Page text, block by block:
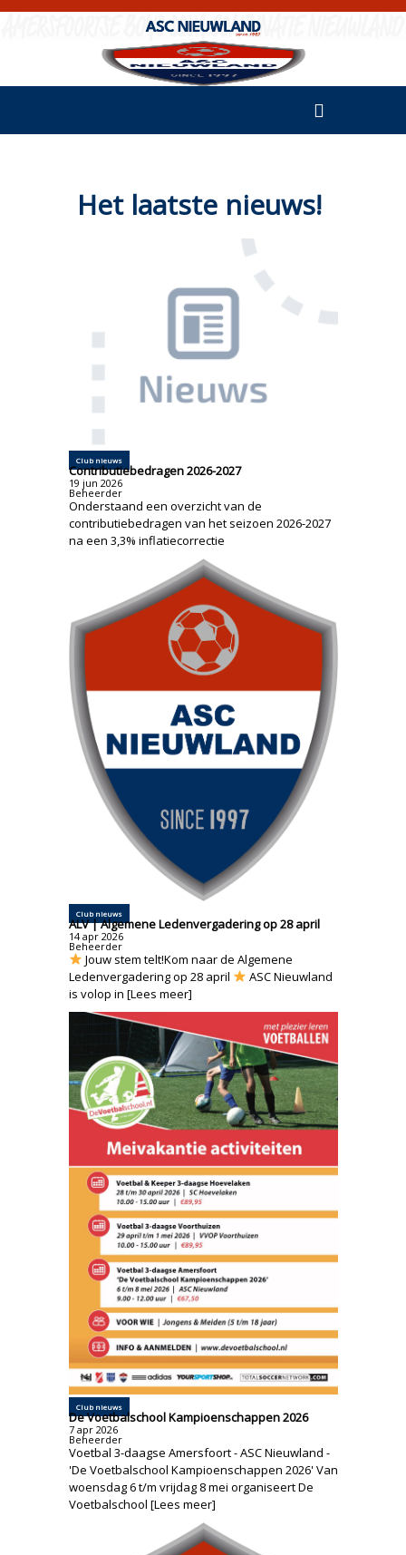
Het laatste nieuws!
Club nieuws
Contributiebedragen 2026-2027
19 jun 2026
Beheerder
Onderstaand een overzicht van de
contributiebedragen van het seizoen 2026-2027
na een 3,3% inflatiecorrectie
Club nieuws
ALV | Algemene Ledenvergadering op 28 april
14 apr 2026
Beheerder
Jouw stem telt!Kom naar de Algemene
Ledenvergadering op 28 april
ASC Nieuwland
is volop in [Lees meer]
Club nieuws
De Voetbalschool Kampioenschappen 2026
7 apr 2026
Beheerder
Voetbal 3-daagse Amersfoort - ASC Nieuwland -
'De Voetbalschool Kampioenschappen 2026' Van
woensdag 6 t/m vrijdag 8 mei organiseert De
Voetbalschool [Lees meer]